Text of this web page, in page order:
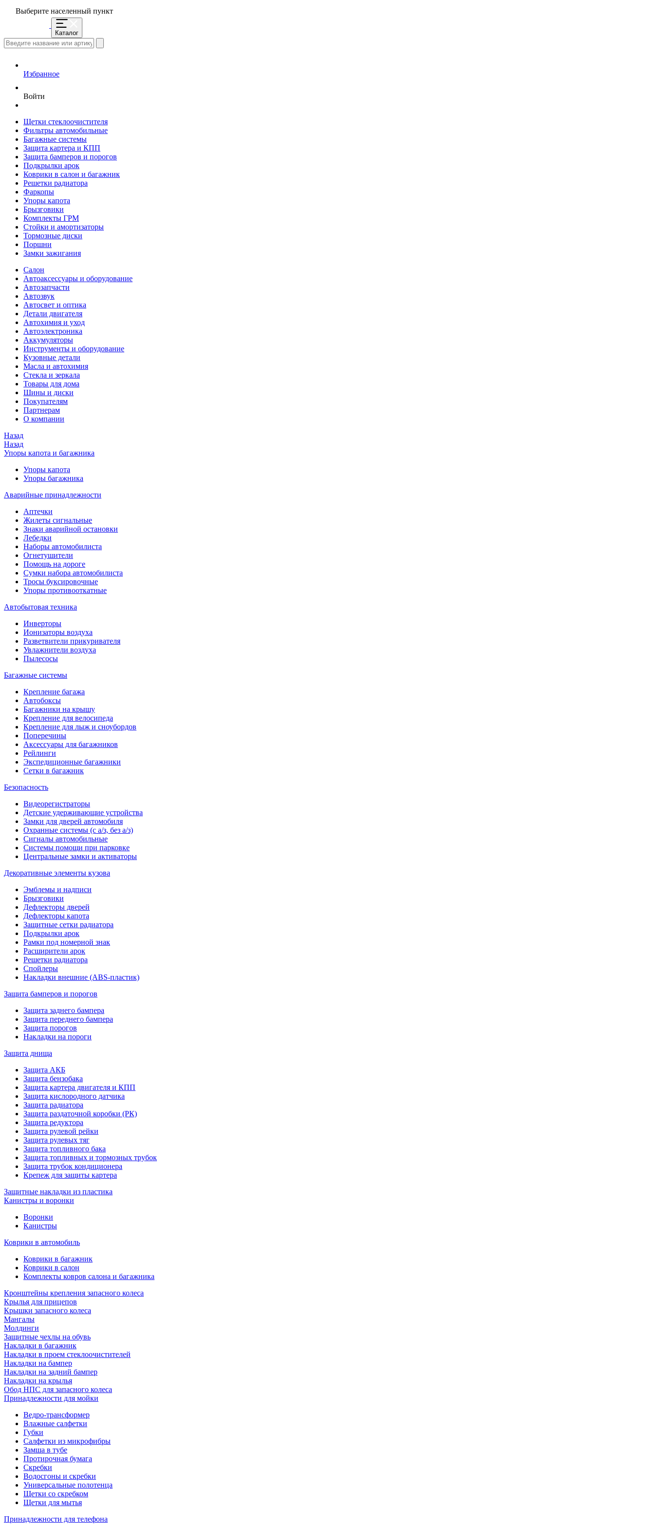
Выберите населенный пункт
Каталог
Избранное
Войти
Щетки стеклоочистителя
Фильтры автомобильные
Багажные системы
Защита картера и КПП
Защита бамперов и порогов
Подкрылки арок
Коврики в салон и багажник
Решетки радиатора
Фаркопы
Упоры капота
Брызговики
Комплекты ГРМ
Стойки и амортизаторы
Тормозные диски
Поршни
Замки зажигания
Салон
Автоаксессуары и оборудование
Автозапчасти
Автозвук
Автосвет и оптика
Детали двигателя
Автохимия и уход
Автоэлектроника
Аккумуляторы
Инструменты и оборудование
Кузовные детали
Масла и автохимия
Стекла и зеркала
Товары для дома
Шины и диски
Покупателям
Партнерам
О компании
Назад
Назад
Упоры капота и багажника
Упоры капота
Упоры багажника
Аварийные принадлежности
Аптечки
Жилеты сигнальные
Знаки аварийной остановки
Лебедки
Наборы автомобилиста
Огнетушители
Помощь на дороге
Сумки набора автомобилиста
Тросы буксировочные
Упоры противооткатные
Автобытовая техника
Инверторы
Ионизаторы воздуха
Разветвители прикуривателя
Увлажнители воздуха
Пылесосы
Багажные системы
Крепление багажа
Автобоксы
Багажники на крышу
Крепление для велосипеда
Крепление для лыж и сноубордов
Поперечины
Аксессуары для багажников
Рейлинги
Экспедиционные багажники
Сетки в багажник
Безопасность
Видеорегистраторы
Детские удерживающие устройства
Замки для дверей автомобиля
Охранные системы (с а/з, без а/з)
Сигналы автомобильные
Системы помощи при парковке
Центральные замки и активаторы
Декоративные элементы кузова
Эмблемы и надписи
Брызговики
Дефлекторы дверей
Дефлекторы капота
Защитные сетки радиатора
Подкрылки арок
Рамки под номерной знак
Расширители арок
Решетки радиатора
Спойлеры
Накладки внешние (ABS-пластик)
Защита бамперов и порогов
Защита заднего бампера
Защита переднего бампера
Защита порогов
Накладки на пороги
Защита днища
Защита АКБ
Защита бензобака
Защита картера двигателя и КПП
Защита кислородного датчика
Защита радиатора
Защита раздаточной коробки (РК)
Защита редуктора
Защита рулевой рейки
Защита рулевых тяг
Защита топливного бака
Защита топливных и тормозных трубок
Защита трубок кондиционера
Крепеж для защиты картера
Защитные накладки из пластика
Канистры и воронки
Воронки
Канистры
Коврики в автомобиль
Коврики в багажник
Коврики в салон
Комплекты ковров салона и багажника
Кронштейны крепления запасного колеса
Крылья для прицепов
Крышки запасного колеса
Мангалы
Молдинги
Защитные чехлы на обувь
Накладки в багажник
Накладки в проем стеклоочистителей
Накладки на бампер
Накладки на задний бампер
Накладки на крылья
Обод НПС для запасного колеса
Принадлежности для мойки
Ведро-трансформер
Влажные салфетки
Губки
Салфетки из микрофибры
Замша в тубе
Протирочная бумага
Скребки
Водосгоны и скребки
Универсальные полотенца
Щетки со скребком
Щетки для мытья
Принадлежности для телефона